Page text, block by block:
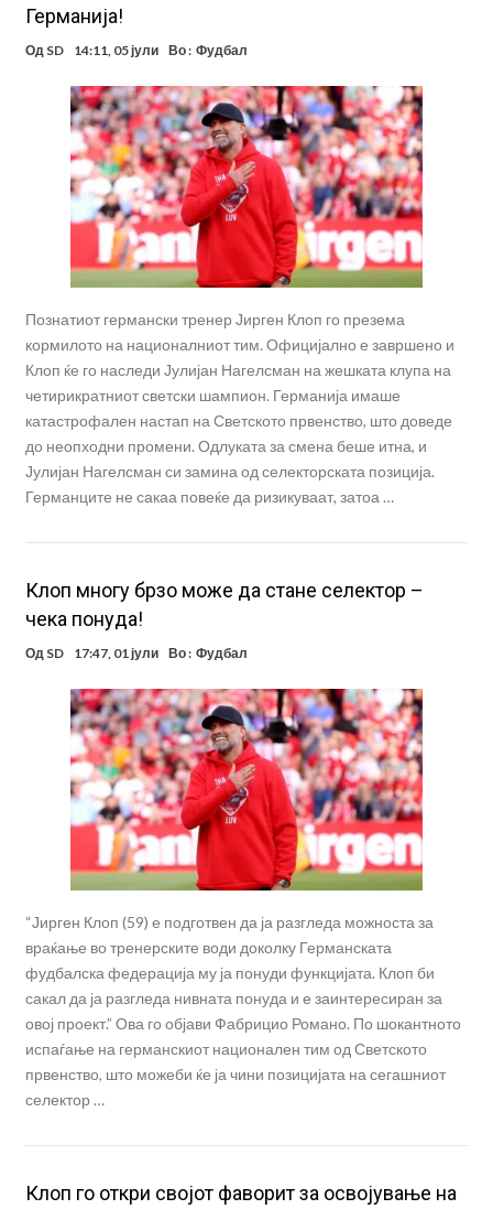
Германија!
Од SD 14:11, 05 јули Во : Фудбал
Познатиот германски тренер Јирген Клоп го презема
кормилото на националниот тим. Официјално е завршено и
Клоп ќе го наследи Јулијан Нагелсман на жешката клупа на
четирикратниот светски шампион. Германија имаше
катастрофален настап на Светското првенство, што доведе
до неопходни промени. Одлуката за смена беше итна, и
Јулијан Нагелсман си замина од селекторската позиција.
Германците не сакаа повеќе да ризикуваат, затоа …
Клоп многу брзо може да стане селектор –
чека понуда!
Од SD 17:47, 01 јули Во : Фудбал
“Јирген Клоп (59) е подготвен да ја разгледа можноста за
враќање во тренерските води доколку Германската
фудбалска федерација му ја понуди функцијата. Клоп би
сакал да ја разгледа нивната понуда и е заинтересиран за
овој проект.” Ова го објави Фабрицио Романо. По шокантното
испаѓање на германскиот национален тим од Светското
првенство, што можеби ќе ја чини позицијата на сегашниот
селектор …
Клоп го откри својот фаворит за освојување на